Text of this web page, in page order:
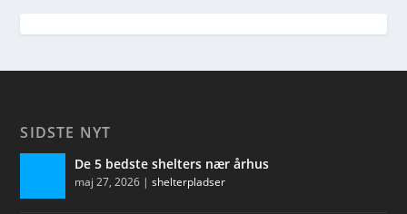
SIDSTE NYT
De 5 bedste shelters nær århus
maj 27, 2026 |shelterpladser